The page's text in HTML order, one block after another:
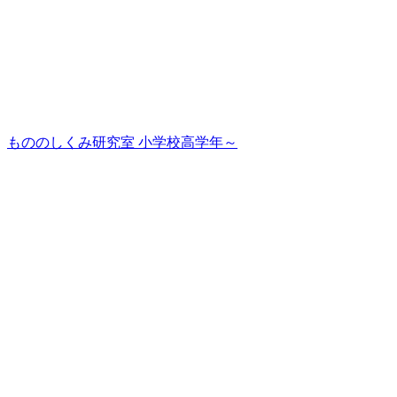
もののしくみ研究室 小学校高学年～